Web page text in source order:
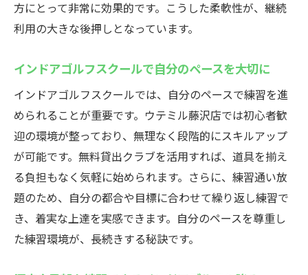
方にとって非常に効果的です。こうした柔軟性が、継続
利用の大きな後押しとなっています。
インドアゴルフスクールで自分のペースを大切に
インドアゴルフスクールでは、自分のペースで練習を進
められることが重要です。ウテミル藤沢店では初心者歓
迎の環境が整っており、無理なく段階的にスキルアップ
が可能です。無料貸出クラブを活用すれば、道具を揃え
る負担もなく気軽に始められます。さらに、練習通い放
題のため、自分の都合や目標に合わせて繰り返し練習で
き、着実な上達を実感できます。自分のペースを尊重し
た練習環境が、長続きする秘訣です。